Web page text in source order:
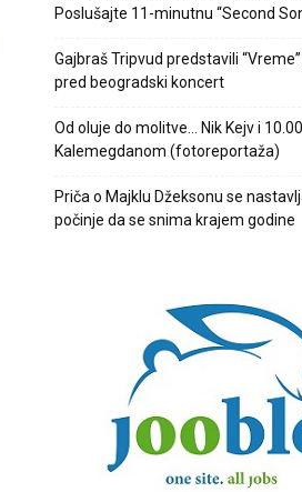
Poslušajte 11-minutnu “Second
Gajbraš Tripvud predstavili
pred beogradski koncert
Od oluje do molitve… Nik Kejv i
Kalemegdanom (fotoreportaža)
Priča o Majklu Džeksonu se
počinje da se snima krajem godine